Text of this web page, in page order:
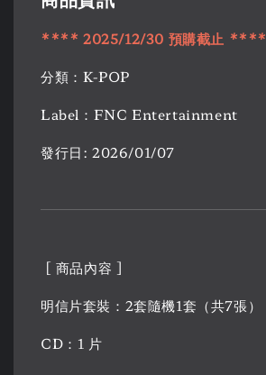
**** 2025/12/30 預購截止 ****
分類：K-POP
Label：FNC Entertainment
發行日: 2026/01/07
[ 商品內容 ]
明信片套裝：2套隨機1套（共7張）
CD：1 片